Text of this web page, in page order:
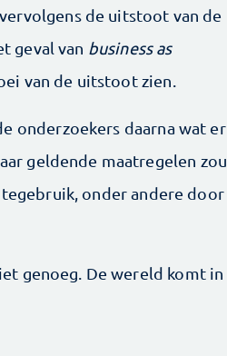
de uitstoot van de
geval van business as
van de uitstoot zien.
onderzoekers daarna wat er
geldende maatregelen zou
onder andere door
genoeg. De wereld komt in